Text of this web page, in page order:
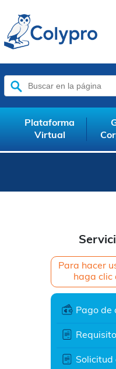
Buscar:
Plataforma
Virtual
Para hacer
haga clic
Pago de
Solicitud